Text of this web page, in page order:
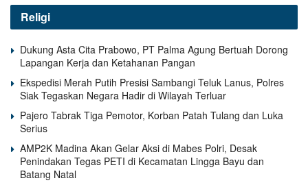
Religi
Dukung Asta Cita Prabowo, PT Palma Agung Bertuah Dorong
Lapangan Kerja dan Ketahanan Pangan
Ekspedisi Merah Putih Presisi Sambangi Teluk Lanus, Polres
Siak Tegaskan Negara Hadir di Wilayah Terluar
Pajero Tabrak Tiga Pemotor, Korban Patah Tulang dan Luka
Serius
AMP2K Madina Akan Gelar Aksi di Mabes Polri, Desak
Penindakan Tegas PETI di Kecamatan Lingga Bayu dan
Batang Natal